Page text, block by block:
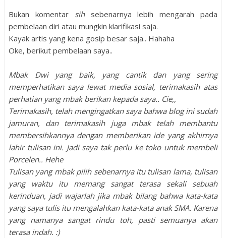
Bukan komentar sihsebenarnya lebih mengarah pada
pembelaan diri atau mungkin klarifikasi saja.
Kayak artis yang kena gosip besar saja.. Hahaha
Oke, berikut pembelaan saya..
Mbak Dwi yang baik, yang cantik dan yang sering
memperhatikan saya lewat media sosial, terimakasih atas
perhatian yang mbak berikan kepada saya.. Cie,,
Terimakasih, telah mengingatkan saya bahwa blog ini sudah
jamuran, dan terimakasih juga mbak telah membantu
membersihkannya dengan memberikan ide yang akhirnya
lahir tulisan ini. Jadi saya tak perlu ke toko untuk membeli
Porcelen.. Hehe
Tulisan yang mbak pilih sebenarnya itu tulisan lama, tulisan
yang waktu itu memang sangat terasa sekali sebuah
kerinduan, jadi wajarlah jika mbak bilang bahwa kata-kata
yang saya tulis itu mengalahkan kata-kata anak SMA. Karena
yang namanya sangat rindu toh, pasti semuanya akan
terasa indah. :)